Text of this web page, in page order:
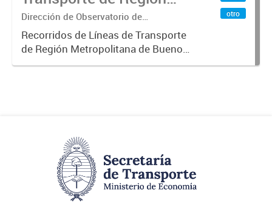
Metropolitana de
Buenos Aires (RMBA)
Dirección de Observatorio de
Transporte, Estudio y Sistemas
Recorridos de Líneas de Transporte
de Región Metropolitana de Buenos
Aires (RMBA).-
otro